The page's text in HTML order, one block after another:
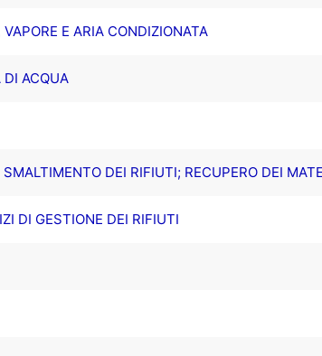
E ARIA CONDIZIONATA
ACQUA
DEI RIFIUTI; RECUPERO DEI
DI GESTIONE DEI RIFIUTI